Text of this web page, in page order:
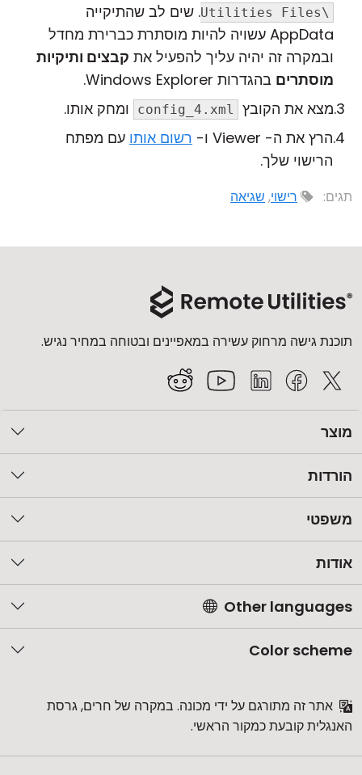
Utilities Files\. שים לב שהתיקייה
AppData עשויה להיות מוסתרת כברירת מחדל
ובמקרה זה יהיה עליך להפעיל את קבצים ותיקיות
מוסתרים בהגדרות Windows Explorer.
מצא את הקובץ
config_4.xml
ומחק אותו.
הרץ את ה- Viewer ו-
רשום אותו עם מפתח
הרישוי שלך.
תגים: רישוי, שגיאה
תוכנת גישה מרחוק עשירה במאפיינים ובטוחה במחיר נגיש.
מוצר
הורדות
משפטי
אודות
Other languages
Color scheme
אתר זה מתורגם על ידי מכונה. במקרה של חרים, גרסת
האנגלית קובעת כמקור הראשי.